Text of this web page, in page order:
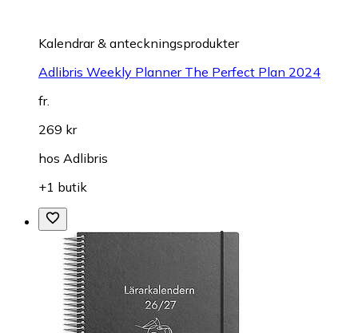
Kalendrar & anteckningsprodukter
Adlibris Weekly Planner The Perfect Plan 2024
fr.
269 kr
hos Adlibris
+1 butik